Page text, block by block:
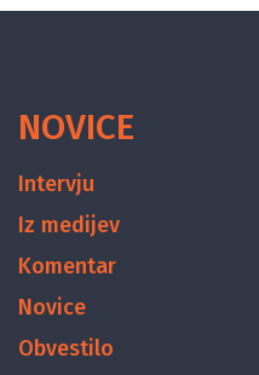
NOVICE
Intervju
Iz medijev
Komentar
Novice
Obvestilo